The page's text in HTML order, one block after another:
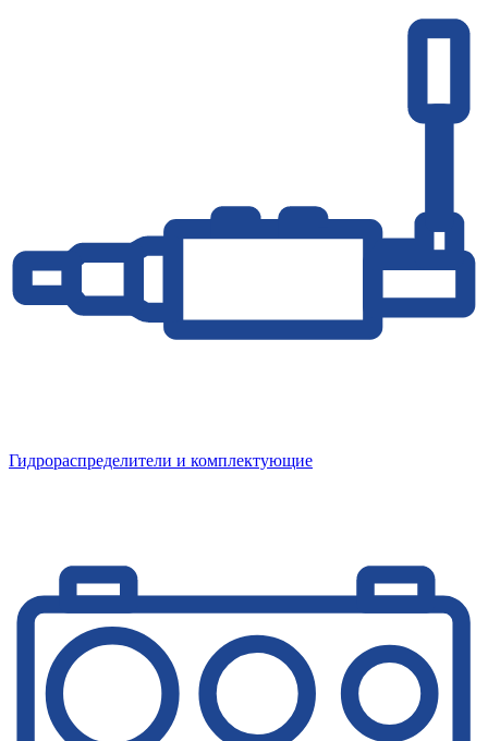
Гидрораспределители и комплектующие